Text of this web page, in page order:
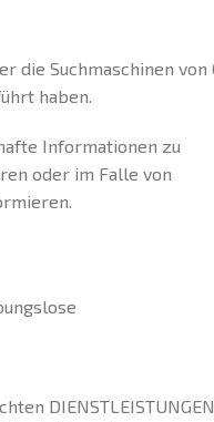
die Suchmaschinen von
haben.
Informationen zu
oder im Falle von